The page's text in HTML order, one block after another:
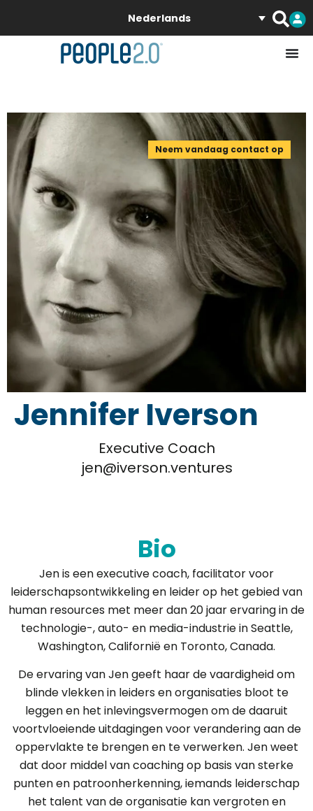
Nederlands
Neem vandaag contact op
Jennifer Iverson
Executive Coach
jen@iverson.ventures
Bio
Jen is een executive coach, facilitator voor
leiderschapsontwikkeling en leider op het gebied van
human resources met meer dan 20 jaar ervaring in de
technologie-, auto- en media-industrie in Seattle,
Washington, Californië en Toronto, Canada.
De ervaring van Jen geeft haar de vaardigheid om
blinde vlekken in leiders en organisaties bloot te
leggen en het inlevingsvermogen om de daaruit
voortvloeiende uitdagingen voor verandering aan de
oppervlakte te brengen en te verwerken. Jen weet
dat door middel van coaching op basis van sterke
punten en patroonherkenning, iemands leiderschap
het talent van de organisatie kan vergroten en